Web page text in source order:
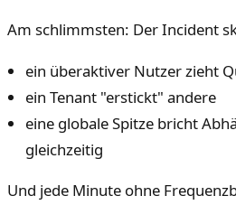
Am schlimmsten: Der Incident
ein überaktiver Nutzer zieht
ein Tenant "erstickt" andere
eine globale Spitze bricht
gleichzeitig
Und jede Minute ohne